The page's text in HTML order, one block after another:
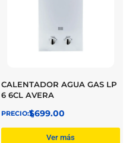
CALENTADOR AGUA GAS LP
6 6CL AVERA
$
1,699.00
Ver más